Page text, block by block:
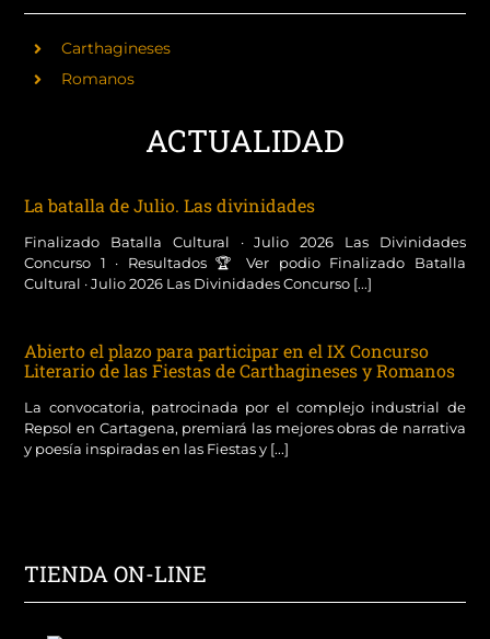
Carthagineses
Romanos
ACTUALIDAD
La batalla de Julio. Las divinidades
Finalizado Batalla Cultural · Julio 2026 Las Divinidades
Concurso 1 · Resultados 🏆 Ver podio Finalizado Batalla
Cultural · Julio 2026 Las Divinidades Concurso [...]
Abierto el plazo para participar en el IX Concurso
Literario de las Fiestas de Carthagineses y Romanos
La convocatoria, patrocinada por el complejo industrial de
Repsol en Cartagena, premiará las mejores obras de narrativa
y poesía inspiradas en las Fiestas y [...]
TIENDA ON-LINE